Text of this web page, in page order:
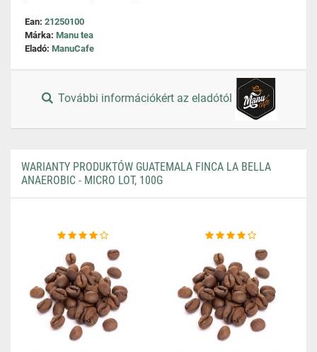
Ean: 21250100
Márka: Manu tea
Eladó: ManuCafe
További információkért az eladótól
WARIANTY PRODUKTÓW GUATEMALA FINCA LA BELLA
ANAEROBIC - MICRO LOT, 100G